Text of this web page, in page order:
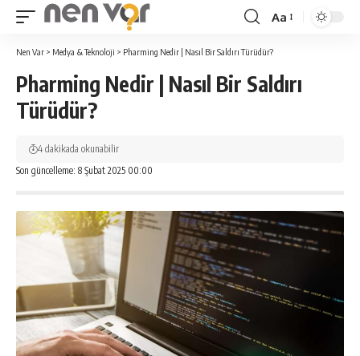
Yazı
Tipi
Boyutlandırıcı
Aa
Nen Var > Medya & Teknoloji > Pharming Nedir | Nasıl Bir Saldırı Türüdür?
Pharming Nedir | Nasıl Bir Saldırı
Türüdür?
Son güncelleme: 8 Şubat 2025 00:00
4 dakikada okunabilir